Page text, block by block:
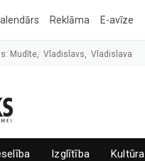
Reklāma E-avīze
Mudīte, Vladislavs, Vladislava
Izglītība Kultūra